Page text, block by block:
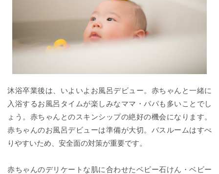
沐浴卒業後は、いよいよお風呂デビュー。赤ちゃんと一緒に
入浴するお風呂タイムが楽しみなママ・パパも多いことでし
ょう。赤ちゃんとのスキンシップの絶好の機会になります。
赤ちゃんのお風呂デビューは準備が大切。バスルームはすべ
りやすいため、安全面の対策が重要です。
赤ちゃんのデリケートな肌に合わせたベビー石けん・ベビー